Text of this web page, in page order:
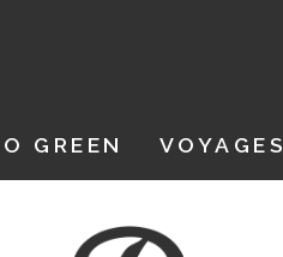
GREEN VOYAGES